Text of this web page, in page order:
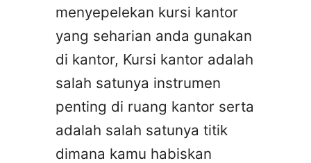
menyepelekan kursi kantor
yang seharian anda gunakan
di kantor, Kursi kantor adalah
salah satunya instrumen
penting di ruang kantor serta
adalah salah satunya titik
dimana kamu habiskan